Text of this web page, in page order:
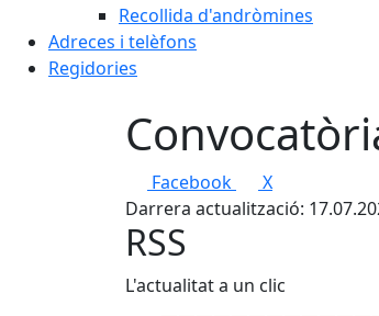
Recollida d'andròmines
Adreces i telèfons
Regidories
Facebook
X
Darrera actualització:
RSS
L'actualitat a un clic